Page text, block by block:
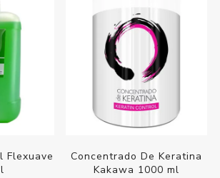
Flexuave
Concentrado De Keratina
Kakawa 1000 ml